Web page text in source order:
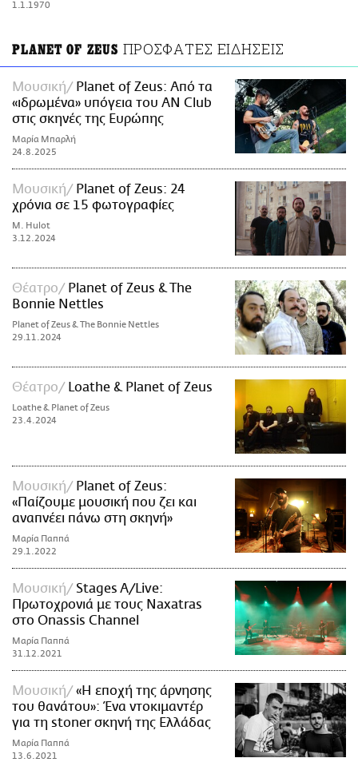
PRINT
1.1.1970
PLANET OF ZEUS ΠΡΟΣΦΑΤΕΣ ΕΙΔΗΣΕΙΣ
Μουσική
Planet of Zeus: Από τα
«ιδρωμένα» υπόγεια του AN Club
στις σκηνές της Ευρώπης
Μαρία Μπαρλή
24.8.2025
Μουσική
Planet of Zeus: 24
χρόνια σε 15 φωτογραφίες
M. Hulot
3.12.2024
Θέατρο
Planet of Zeus & The
Bonnie Nettles
Planet of Zeus & The Bonnie Nettles
29.11.2024
Θέατρο Loathe & Planet of Zeus
Loathe & Planet of Zeus
23.4.2024
Μουσική
Planet of Zeus:
«Παίζουμε μουσική που ζει και
αναπνέει πάνω στη σκηνή»
Μαρία Παππά
29.1.2022
Μουσική
Stages A/Live:
Πρωτοχρονιά με τους Naxatras
στο Onassis Channel
Μαρία Παππά
31.12.2021
Μουσική
«Η εποχή της άρνησης
του θανάτου»: Ένα ντοκιμαντέρ
για τη stoner σκηνή της Ελλάδας
Μαρία Παππά
13.6.2021